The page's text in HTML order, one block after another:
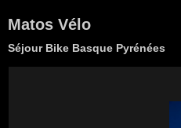
Matos Vélo
Séjour Bike Basque Pyrénées